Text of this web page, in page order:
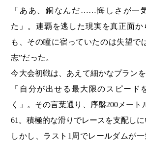
「ああ、銅なんだ……悔しさが一
た」。連覇を逃した現実を真正面か
も、その瞳に宿っていたのは失望で
志”だった。
今大会初戦は、あえて細かなプランを
「自分が出せる最大限のスピード
く」。その言葉通り、序盤200メート
61。積極的な滑りでレースを支配しに
しかし、ラスト1周でレールダムが